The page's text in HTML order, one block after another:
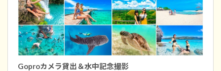
Goproカメラ貸出＆水中記念撮影